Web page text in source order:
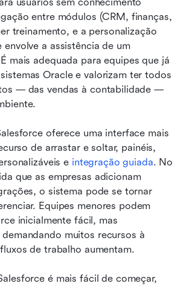
entre módulos (CRM, finanças,
treinamento, e a personalização
envolve a assistência de um
mais adequada para equipes que já
Oracle e valorizam ter todos
— das vendas à contabilidade —
oferece uma interface mais
de arrastar e soltar, painéis,
e integração guiada. No
que as empresas adicionam
o sistema pode se tornar
Equipes menores podem
inicialmente fácil, mas
muitos recursos à
de trabalho aumentam.
é mais fácil de começar,